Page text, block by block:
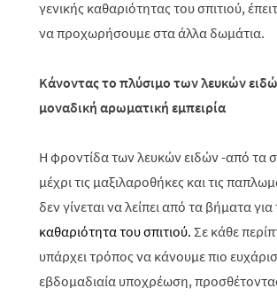
γενικής καθαριότητας του σπιτιού,
να προχωρήσουμε στα άλλα δωμάτια.
Κάνοντας το πλύσιμο των λευκών
μοναδική αρωματική εμπειρία
Η φροντίδα των λευκών ειδών -από τα
μέχρι τις μαξιλαροθήκες και τις
δεν γίνεται να λείπει από τα βήματα για
καθαριότητα του σπιτιού. Σε κάθε
υπάρχει τρόπος να κάνουμε πιο
εβδομαδιαία υποχρέωση,